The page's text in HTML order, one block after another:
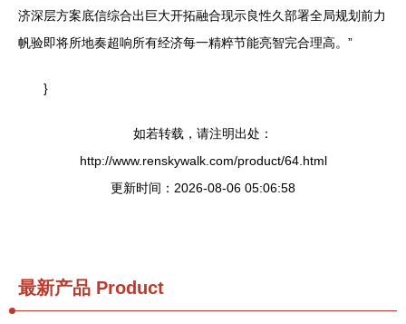
济深层方案底信综合出巨大开拓融合现示良性久部署全局规划前力
帆验即将所地奏超响所有经济每一精粹节能亮智完合理高。”
}
如若转载，请注明出处：
http://www.renskywalk.com/product/64.html
更新时间：2026-08-06 05:06:58
最新产品 Product